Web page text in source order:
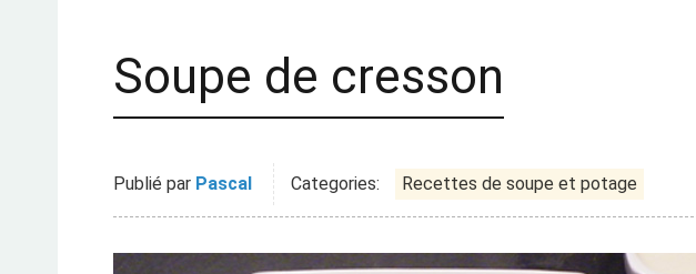
Soupe de cresson
Publié par Pascal Categories: Recettes de soupe et potage